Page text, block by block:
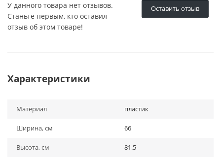
Оставить отзыв
У данного товара нет отзывов.
Станьте первым, кто оставил
отзыв об этом товаре!
Характеристики
Материал пластик
Ширина, см 66
Высота, см 81.5